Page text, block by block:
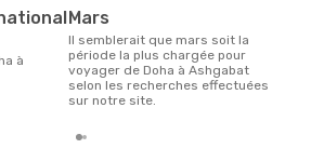
mars
Il semblerait que mars soit la
période la plus chargée pour
voyager de Doha à Ashgabat
selon les recherches effectuées
sur notre site.